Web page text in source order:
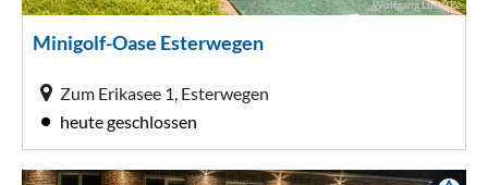
Wolfgang Luedtke
Minigolf-Oase Esterwegen
Zum Erikasee 1, Esterwegen
heute geschlossen